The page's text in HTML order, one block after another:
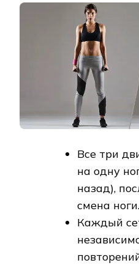
Все три
на одну
назад),
смена ноги.
Каждый